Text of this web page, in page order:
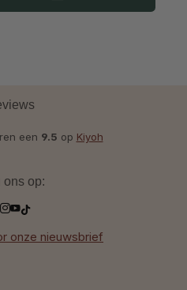
een 9.5 op Kiyoh
ons op:
onze nieuwsbrief